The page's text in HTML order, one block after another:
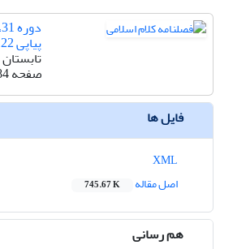
پیاپی 122
تابستان 1401
صفحه
فایل ها
اصل مقاله
745.67 K
هم رسانی